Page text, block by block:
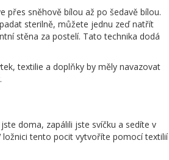
přes sněhově bílou až po šedavě bílou.
sterilně, můžete jednu zeď natřít
stěna za postelí. Tato technika dodá
textilie a doplňky by měly navazovat
doma, zapálili jste svíčku a sedíte v
ložnici tento pocit vytvoříte pomocí textilií